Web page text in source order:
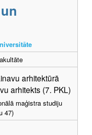
arhitektūrā
arhitekts (7. PKL)
maģistra studiju
47)